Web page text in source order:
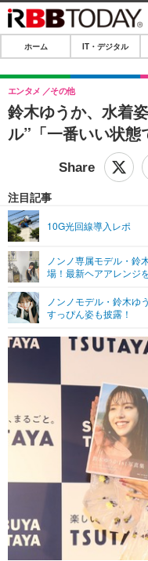
ホーム
IT・デジタル
IT・デジタルTOP
ショッピング
SPEED TEST
エンタメTOP
グラビア
ショッピング
ライフTOP
その他
リリース一覧
プッシュ通知の停止方法
ホーム IT・デジタル
鈴木ゆうか、水着
ル”「一番いい状態
エンタメ その他
注目記事
10G光回線導入レポ
ノンノ専属モデル・鈴
場！最新ヘアアレンジ
ノンノモデル・鈴木ゆ
すっぴん姿も披露！